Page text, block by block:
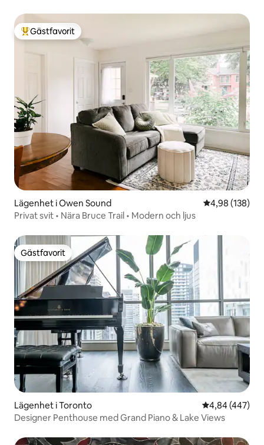
Populär gästfavorit
Gästfavorit
Lägenhet i Owen Sound 4,98 av 5 i
4,98 (138)
Privat svit • Nära Bruce Trail • Modern och ljus
Gästfavorit
Gästfavorit
Lägenhet i Toronto 4,84 av 5 i
4,84 (447)
Designer Penthouse med Grand Piano & Lake Views